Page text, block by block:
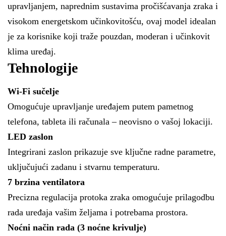
upravljanjem, naprednim sustavima pročišćavanja zraka i
visokom energetskom učinkovitošću, ovaj model idealan
je za korisnike koji traže pouzdan, moderan i učinkovit
klima uređaj.
Tehnologije
Wi-Fi sučelje
Omogućuje upravljanje uređajem putem pametnog
telefona, tableta ili računala – neovisno o vašoj lokaciji.
LED zaslon
Integrirani zaslon prikazuje sve ključne radne parametre,
uključujući zadanu i stvarnu temperaturu.
7 brzina ventilatora
Precizna regulacija protoka zraka omogućuje prilagodbu
rada uređaja vašim željama i potrebama prostora.
Noćni način rada (3 noćne krivulje)